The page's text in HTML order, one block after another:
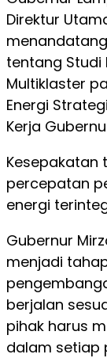
Direktur
tentang Studi
Multiklaster
Energi
Kerja
Kesepakatan
percepatan
energi
Gubernur
menjadi
berjalan
pihak harus
dalam setiap